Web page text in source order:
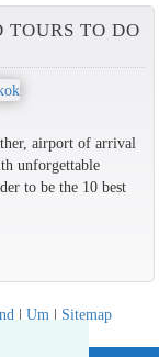
TO DO
airport of arrival
unforgettable
to be the 10 best
| Um | Sitemap